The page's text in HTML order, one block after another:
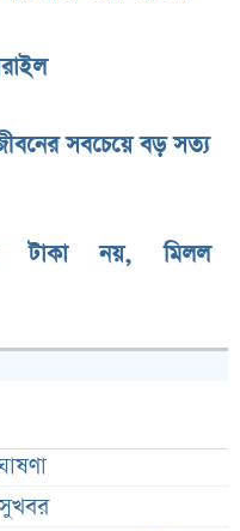
সবচেয়ে বড় সত্য
টাকা নয়, মিলল